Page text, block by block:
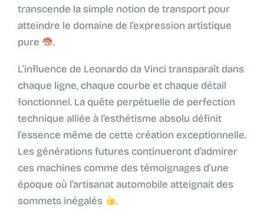
transcende la simple notion de transport pour
atteindre le domaine de l’expression artistique
pure
.
L’influence de Leonardo da Vinci transparaît dans
chaque ligne, chaque courbe et chaque détail
fonctionnel. La quête perpétuelle de perfection
technique alliée à l’esthétisme absolu définit
l’essence même de cette création exceptionnelle.
Les générations futures continueront d’admirer
ces machines comme des témoignages d’une
époque où l’artisanat automobile atteignait des
sommets inégalés
.